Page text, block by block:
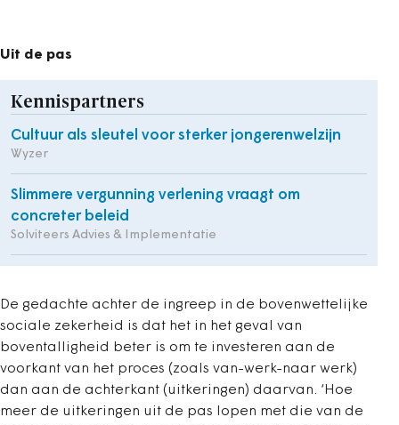
Uit de pas
Kennispartners
Cultuur als sleutel voor sterker jongerenwelzijn
Wyzer
Slimmere vergunning verlening vraagt om
concreter beleid
Solviteers Advies & Implementatie
De gedachte achter de ingreep in de bovenwettelijke
sociale zekerheid is dat het in het geval van
boventalligheid beter is om te investeren aan de
voorkant van het proces (zoals van-werk-naar werk)
dan aan de achterkant (uitkeringen) daarvan. ‘Hoe
meer de uitkeringen uit de pas lopen met die van de